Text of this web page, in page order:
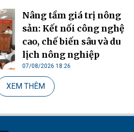
Nâng tầm giá trị nông
sản: Kết nối công nghệ
cao, chế biến sâu và du
lịch nông nghiệp
07/08/2026 18:26
XEM THÊM